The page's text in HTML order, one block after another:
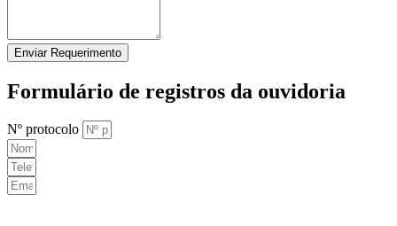
Enviar Requerimento
Formulário de registros da ouvidoria
Nº protocolo